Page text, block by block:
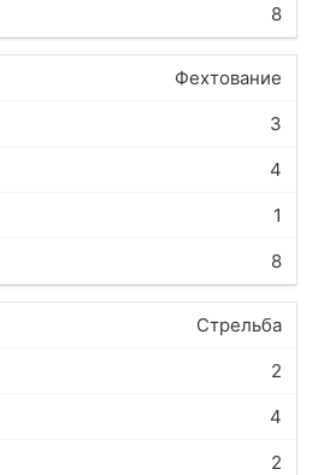
8
Фехтование
3
4
1
8
Стрельба
2
4
2